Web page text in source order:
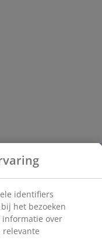
identifiers
het bezoeken
informatie over